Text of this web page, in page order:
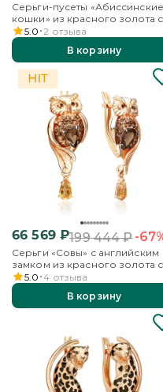
Серьги-пусеты «Абиссинские
кошки» из красного золота с
эмалью
5.0 2 отзыва
В корзину
66 569₽199 444₽-
Серьги «Совы» с английским
замком из красного золота с
кварцем дымчатым, цитринами
и эмалью
5.0 4 отзыва
В корзину